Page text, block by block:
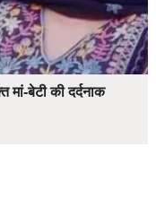
बेटी की दर्दनाक